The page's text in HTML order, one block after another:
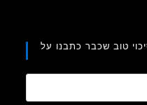
שכבר כתבנו על
Escape